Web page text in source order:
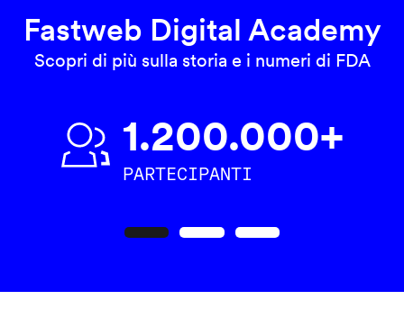
Fastweb Digital Academy
Scopri di più sulla storia e i numeri di FDA
1.200.000+
PARTECIPANTI